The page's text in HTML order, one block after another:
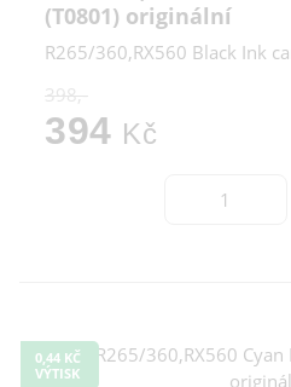
(T0801) originální
R265/360,RX560 Black Ink
398,-
394 Kč
0,44 KČ
VÝTISK